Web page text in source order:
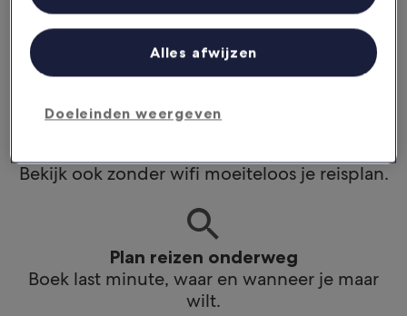
Bespaar nog meer
Krijg kortingen op geselecteerde hotels in de
Bekijk ook zonder wifi moeiteloos je reisplan.
Plan reizen onderweg
Boek last minute, waar en wanneer je maar
wilt.
Doeleinden weergeven
Alles afwijzen